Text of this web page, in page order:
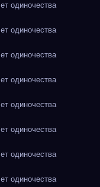
одиночества
одиночества
одиночества
одиночества
одиночества
одиночества
одиночества
одиночества